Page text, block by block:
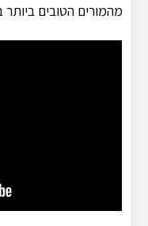
מהמורים הטובים